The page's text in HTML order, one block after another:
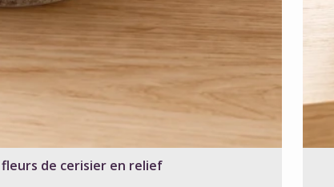
de cerisier en relief